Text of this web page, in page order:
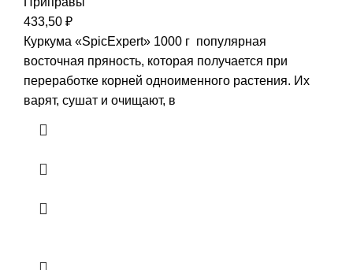
433,50 ₽
Куркума «SpicExpert» 1000 г популярная
восточная пряность, которая получается при
переработке корней одноименного растения. Их
варят, сушат и очищают, в